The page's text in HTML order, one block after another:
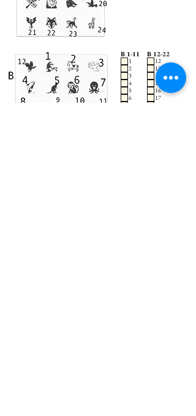
B 1-11
1
2
3
4
5
6
B 12-22
12
13
14
15
16
17